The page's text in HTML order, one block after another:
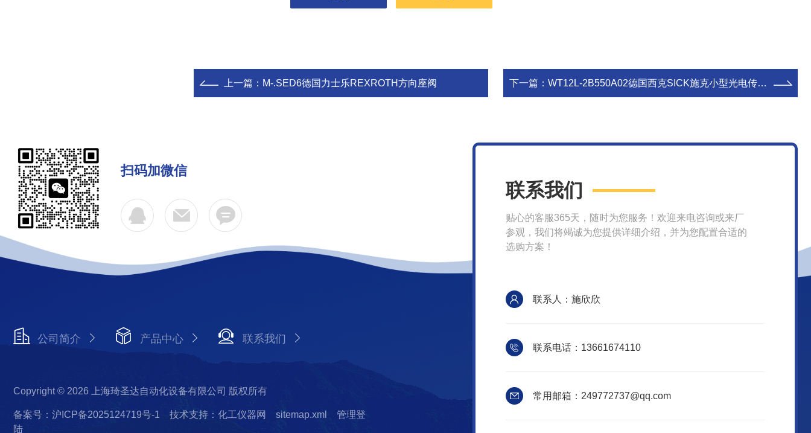
上一篇： M-.SED6德国力士乐REXROTH方向座阀 下一篇： WT12L-2B550A02德国西克SICK施克小型光电传感器
扫码加微信
公司简介 产品中心 联系我们
Copyright © 2026 上海琦圣达自动化设备有限公司 版权所有
备案号：沪ICP备2025124719号-1 技术支持：化工仪器网 sitemap.xml
管理登
陆
联系我们
贴心的客服365天，随时为您服务！欢迎来电咨询或来厂
参观，我们将竭诚为您提供详细介绍，并为您配置合适的
选购方案！
联系人：施欣欣
联系电话：13661674110
常用邮箱：249772737@qq.com